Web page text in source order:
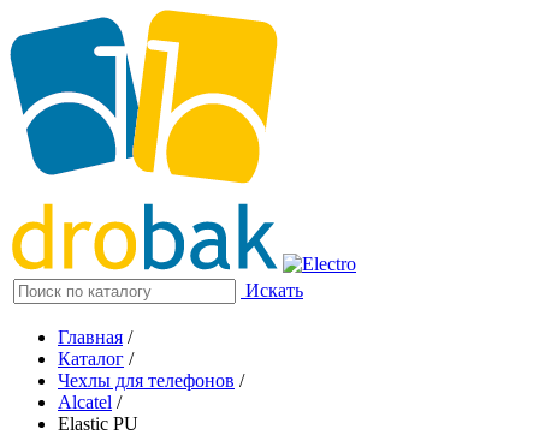
Искать
Главная /
Каталог /
Чехлы для телефонов /
Alcatel /
Elastic PU